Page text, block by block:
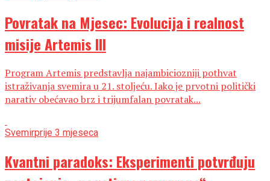
Povratak na Mjesec: Evolucija i realnost
misije Artemis III
Program Artemis predstavlja najambiciozniji pothvat
istraživanja svemira u 21. stoljeću. Iako je prvotni politički
narativ obećavao brz i trijumfalan povratak...
Svemirprije 3 mjeseca
Kvantni paradoks: Eksperimenti potvrđuju